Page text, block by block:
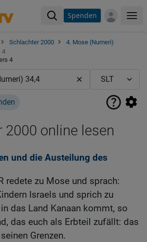
Spenden
Schlachter 2000
4. Mose (Numeri)
4
4
2000 online lesen
und die Austeilung des
redete zu Mose und sprach:
Israels und sprich zu
das Land Kanaan kommt, so
das euch als Erbteil zufällt: das
Grenzen.